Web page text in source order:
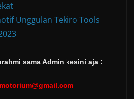
Unggulan Tekiro Tools
sama Admin kesini aja :